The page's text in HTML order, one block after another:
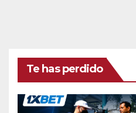
Te has perdido